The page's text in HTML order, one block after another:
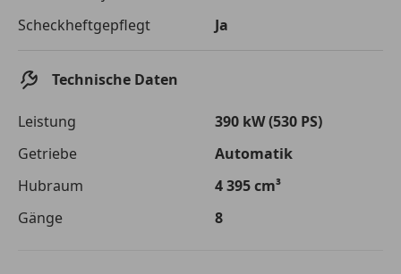
von der von Ihnen gewählten Bank. Rückzahlungszeitraum 1-10
Jetzt berechnen
Scheckheftgepflegt
Ja
Technische Daten
Leistung
390 kW (530 PS)
Getriebe
Automatik
Hubraum
4 395 cm³
Gänge
8